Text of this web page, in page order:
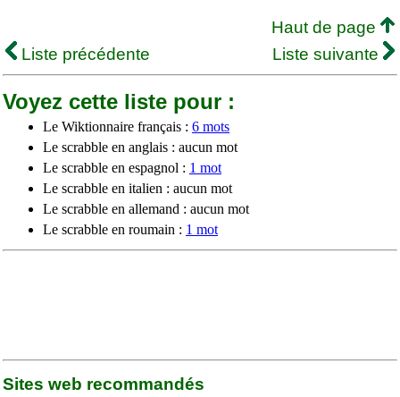
Haut de page
Liste précédente
Liste suivante
Voyez cette liste pour :
Le Wiktionnaire français : 6 mots
Le scrabble en anglais : aucun mot
Le scrabble en espagnol : 1 mot
Le scrabble en italien : aucun mot
Le scrabble en allemand : aucun mot
Le scrabble en roumain : 1 mot
Sites web recommandés